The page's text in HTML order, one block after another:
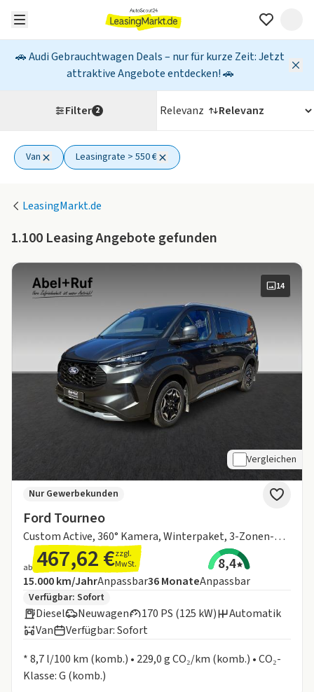
🚗 Audi Gebrauchtwagen Deals – nur für kurze Zeit: Jetzt
attraktive Angebote entdecken! 🚗
LeasingMarkt.de
1.100 Leasing Angebote gefunden
Filter 2 Relevanz
Van Leasingrate > 550 €
2 aktive Filter
14
Vergleichen
Ford Tourneo
Custom Active, 360° Kamera, Winterpaket, 3-Zonen-Klimaanlage
Nur Gewerbekunden
ab 467,62 €zzgl.
MwSt.
8,4
Angebotsdetails:
Inklusive Laufleistung
15.000 km/JahrAnpassbarLaufzeit
36MonateAnpassbar
Zusätzliche Fahrzeuginformationen:
Verfügbar: Sofort
Diesel Neuwagen 170 PS (125 kW)
Automatik
Van
Verfügbar: Sofort
* 8,7 l/100 km (komb.) • 229,0 g CO₂/km (komb.) • CO₂-
Klasse: G (komb.)